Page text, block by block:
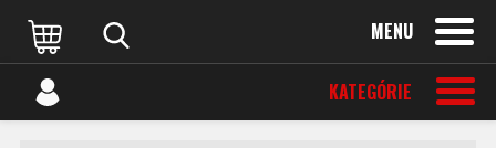
MENU
KATEGÓRIE